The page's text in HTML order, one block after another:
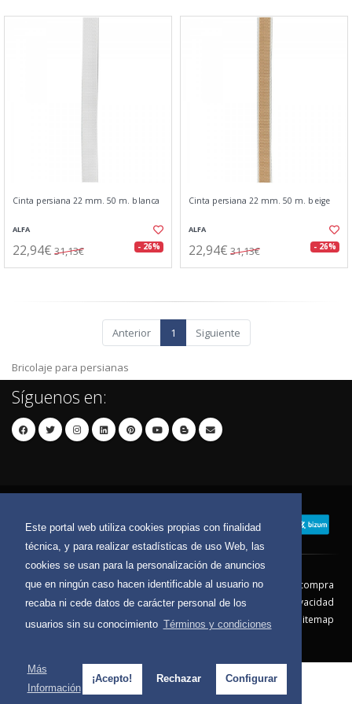
Este portal web utiliza cookies propias con finalidad
técnica, y para realizar estadísticas de uso Web, las
cookies se usan para la personalización de anuncios
que en ningún caso hacen identificable al usuario no
recaba ni cede datos de carácter personal de los
usuarios sin su conocimiento Términos y condiciones
Más
Información
¡Acepto! Rechazar Configurar
Cinta persiana 22 mm. 50 m. blanca
ALFA
22,94€ 31,13€ - 26%
Cinta persiana 22 mm. 50 m. beige
ALFA
22,94€ 31,13€ - 26%
Anterior 1 Siguiente
Bricolaje para persianas
Síguenos en:
Contacto Aviso Legal
Condiciones de compra
Política de envíos
Política de devolución
Política de Privacidad
Política de Cookies
Sitemap